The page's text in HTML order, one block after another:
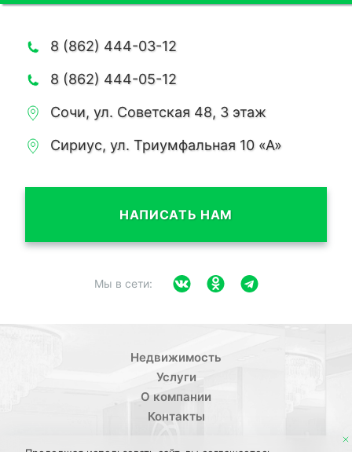
8 (862) 444-03-12
8 (862) 444-05-12
Сочи, ул. Советская 48, 3 этаж
Сириус, ул. Триумфальная 10 «А»
НАПИСАТЬ НАМ
Мы в сети:
Недвижимость
Услуги
О компании
Контакты